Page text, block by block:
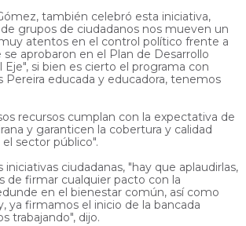
también celebró esta iniciativa,
grupos de ciudadanos nos mueven un
atentos en el control político frente a
se aprobaron en el Plan de Desarrollo
Eje", si bien es cierto el programa con
Pereira educada y educadora, tenemos
recursos cumplan con la expectativa de
y garanticen la cobertura y calidad
sector público".
ciudadanas, "hay que aplaudirlas,
de firmar cualquier pacto con la
en el bienestar común, así como
ya firmamos el inicio de la bancada
trabajando", dijo.